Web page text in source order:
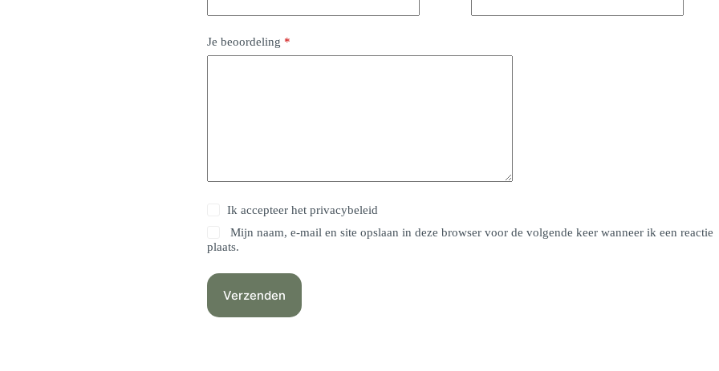
Je beoordeling *
Ik accepteer het privacybeleid
Mijn naam, e-mail en site opslaan in deze browser voor de volgende keer wanneer ik een reactie
plaats.
Verzenden